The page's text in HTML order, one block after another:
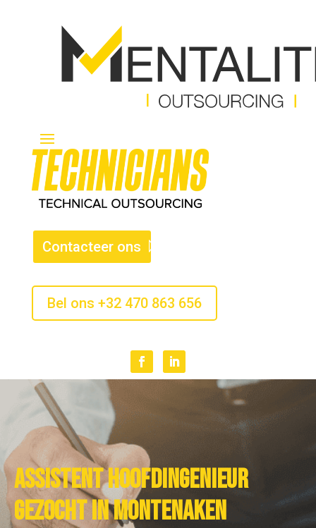
Contacteer ons
Bel ons +32 470 863 656
Assistent hoofdingenieur
gezocht in Montenaken